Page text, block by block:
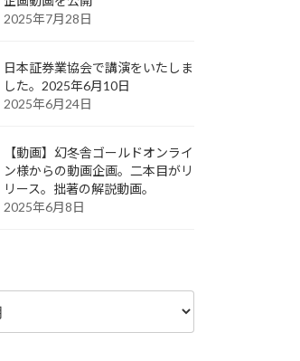
2025年7月28日
日本証券業協会で講演をいたしま
した。2025年6月10日
2025年6月24日
【動画】幻冬舎ゴールドオンライ
ン様からの動画企画。二本目がリ
リース。拙著の解説動画。
2025年6月8日